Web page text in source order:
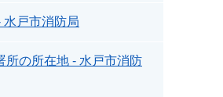
水戸市消防局
所の所在地 - 水戸市消防